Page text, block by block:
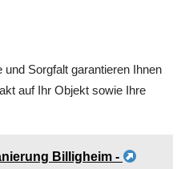
Sorgfalt garantieren Ihnen
auf Ihr Objekt sowie Ihre
Billigheim -